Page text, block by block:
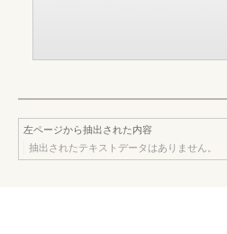
左ページから抽出された内容
抽出されたテキストデータはありません。